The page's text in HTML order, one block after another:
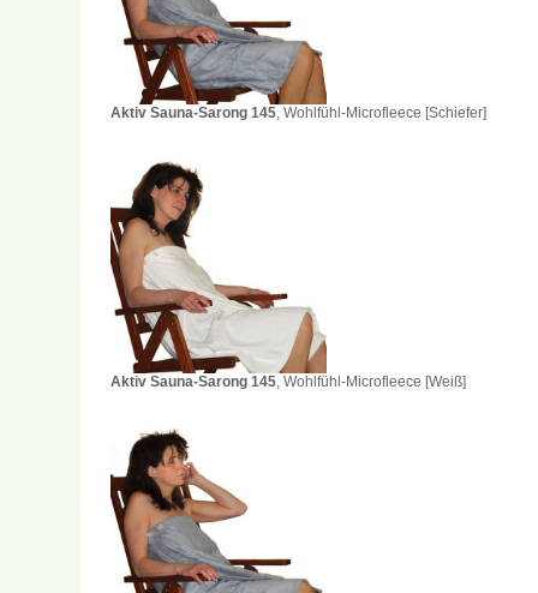
Aktiv Sauna-Sarong 145, Wohlfühl-Microfleece [Schiefer]
Aktiv Sauna-Sarong 145, Wohlfühl-Microfleece [Weiß]